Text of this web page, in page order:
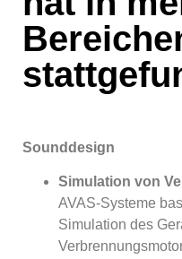
Sounddesign
Simulation von
AVAS-Systeme
Simulation des